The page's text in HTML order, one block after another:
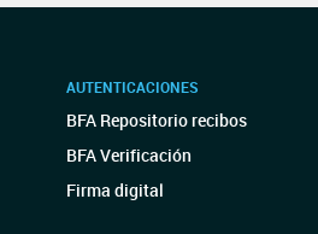
AUTENTICACIONES
BFA Repositorio recibos
BFA Verificación
Firma digital